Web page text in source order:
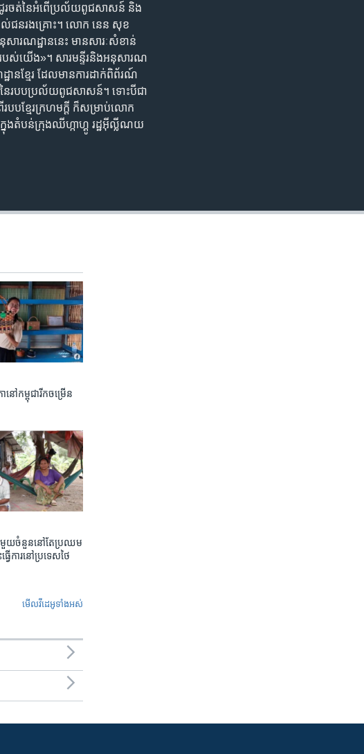
ដ៏ជូរចត់នៃ​អំពើ​ប្រល័យ​ពូជសាសន៍ និង​
ស​ដល់​ជនរងគ្រោះ។ លោក នេន សុខ
ារណដ្ឋាន​នេះ មាន​សារៈសំខាន់​
របស់​យើង»។ សារមន្ទីរ​និង​អនុសារណ
ឋាន​ខ្មែរ​ ដែល​មាន​ការ​ដាក់​ពិព័រណ៍​
នៃ​របប​ប្រល័យ​ពូជសាសន៍។ ទោះបីជា​
បប​ខ្មែរ​ក្រហម​ក្តី ក៏​សម្រាប់​លោក
នុង​តំបន់​ក្រុង​ឈីហ្កាហ្គូ រដ្ឋ​អ៊ីល្លីណយ
ៅ​កម្ពុជា​រីក​ចម្រើន
រមួយចំនួននៅតែប្រឈម
វើការនៅប្រទេសថៃ
មើល​វីដេអូ​ទាំង​អស់